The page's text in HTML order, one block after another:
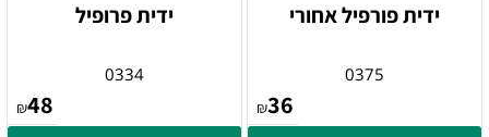
ידית פורפיל אחורי
0375
₪36
ידית פרופיל
0334
₪48